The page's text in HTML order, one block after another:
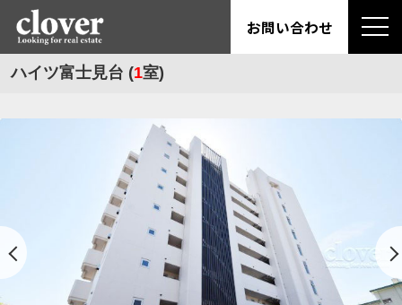
お問い合わせ
ハイツ富士見台 (1室)